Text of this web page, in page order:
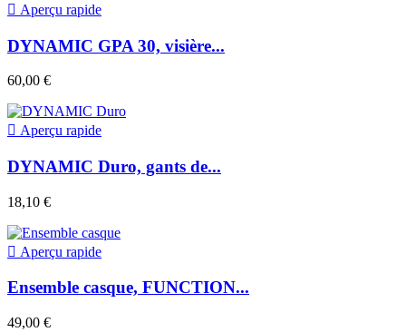
 Aperçu rapide
DYNAMIC GPA 30, visière...
60,00 €
 Aperçu rapide
DYNAMIC Duro, gants de...
18,10 €
 Aperçu rapide
Ensemble casque, FUNCTION...
49,00 €